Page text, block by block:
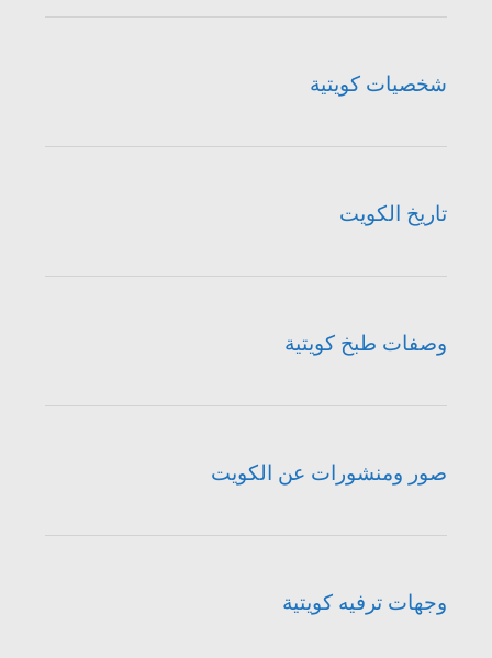
شخصيات كويتية
تاريخ الكويت
وصفات طبخ كويتية
صور ومنشورات عن الكويت
وجهات ترفيه كويتية